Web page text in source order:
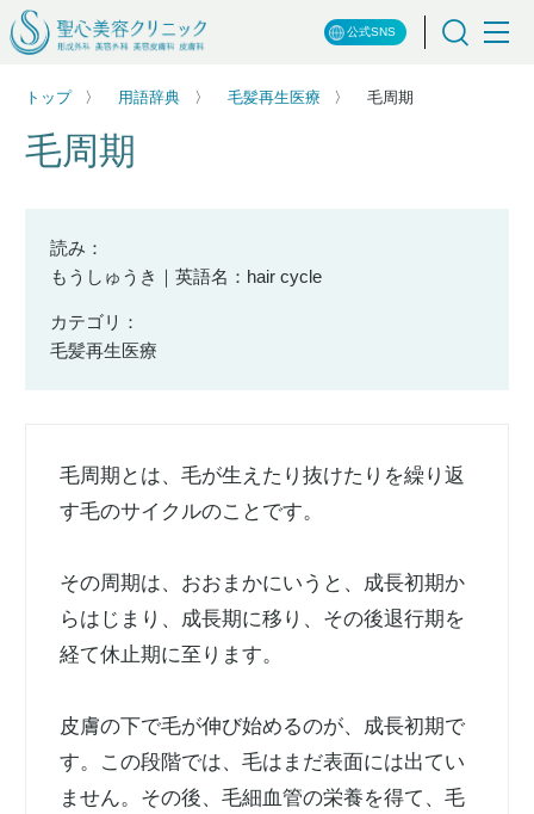
公式SNS
トップ 用語辞典 毛髪再生医療 毛周期
毛周期
読み：
もうしゅうき｜英語名：hair cycle
カテゴリ：
毛髪再生医療
毛周期とは、毛が生えたり抜けたりを繰り返
す毛のサイクルのことです。
その周期は、おおまかにいうと、成長初期か
らはじまり、成長期に移り、その後退行期を
経て休止期に至ります。
皮膚の下で毛が伸び始めるのが、成長初期で
す。この段階では、毛はまだ表面には出てい
ません。その後、毛細血管の栄養を得て、毛